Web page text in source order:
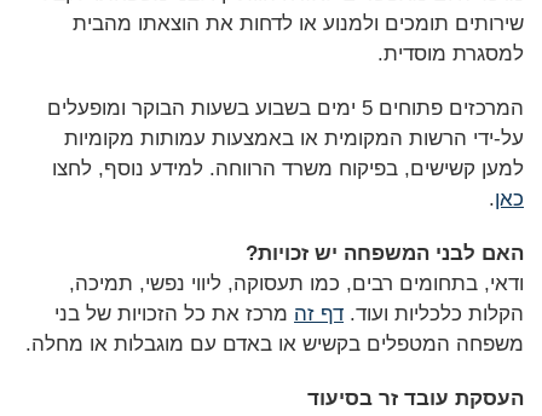
שירותים תומכים ולמנוע או לדחות את הוצאתו מהבית
למסגרת מוסדית.
המרכזים פתוחים 5 ימים בשבוע בשעות הבוקר ומופעלים
על-ידי הרשות המקומית או באמצעות עמותות מקומיות
למען קשישים, בפיקוח משרד הרווחה. למידע נוסף, לחצו
כאן.
האם לבני המשפחה יש זכויות?
ודאי, בתחומים רבים, כמו תעסוקה, ליווי נפשי, תמיכה,
הקלות כלכליות ועוד. דף זה מרכז את כל הזכויות של בני
משפחה המטפלים בקשיש או באדם עם מוגבלות או מחלה.
העסקת עובד זר בסיעוד